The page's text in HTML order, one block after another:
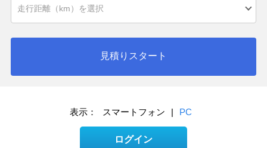
見積りスタート
表示： スマートフォン | PC
ログイン